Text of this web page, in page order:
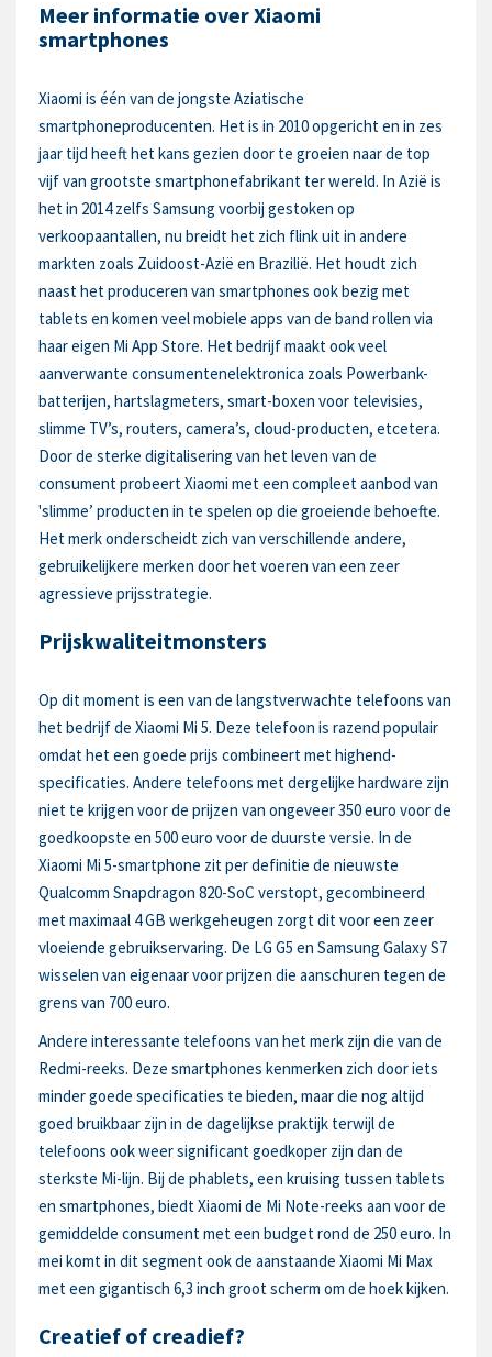
Meer informatie over Xiaomi
smartphones
Xiaomi is één van de jongste Aziatische
smartphoneproducenten. Het is in 2010 opgericht en in zes
jaar tijd heeft het kans gezien door te groeien naar de top
vijf van grootste smartphonefabrikant ter wereld. In Azië is
het in 2014 zelfs Samsung voorbij gestoken op
verkoopaantallen, nu breidt het zich flink uit in andere
markten zoals Zuidoost-Azië en Brazilië. Het houdt zich
naast het produceren van smartphones ook bezig met
tablets en komen veel mobiele apps van de band rollen via
haar eigen Mi App Store. Het bedrijf maakt ook veel
aanverwante consumentenelektronica zoals Powerbank-
batterijen, hartslagmeters, smart-boxen voor televisies,
slimme TV’s, routers, camera’s, cloud-producten, etcetera.
Door de sterke digitalisering van het leven van de
consument probeert Xiaomi met een compleet aanbod van
'slimme’ producten in te spelen op die groeiende behoefte.
Het merk onderscheidt zich van verschillende andere,
gebruikelijkere merken door het voeren van een zeer
agressieve prijsstrategie.
Prijskwaliteitmonsters
Op dit moment is een van de langstverwachte telefoons van
het bedrijf de Xiaomi Mi 5. Deze telefoon is razend populair
omdat het een goede prijs combineert met highend-
specificaties. Andere telefoons met dergelijke hardware zijn
niet te krijgen voor de prijzen van ongeveer 350 euro voor de
goedkoopste en 500 euro voor de duurste versie. In de
Xiaomi Mi 5-smartphone zit per definitie de nieuwste
Qualcomm Snapdragon 820-SoC verstopt, gecombineerd
met maximaal 4 GB werkgeheugen zorgt dit voor een zeer
vloeiende gebruikservaring. De LG G5 en Samsung Galaxy S7
wisselen van eigenaar voor prijzen die aanschuren tegen de
grens van 700 euro.
Andere interessante telefoons van het merk zijn die van de
Redmi-reeks. Deze smartphones kenmerken zich door iets
minder goede specificaties te bieden, maar die nog altijd
goed bruikbaar zijn in de dagelijkse praktijk terwijl de
telefoons ook weer significant goedkoper zijn dan de
sterkste Mi-lijn. Bij de phablets, een kruising tussen tablets
en smartphones, biedt Xiaomi de Mi Note-reeks aan voor de
gemiddelde consument met een budget rond de 250 euro. In
mei komt in dit segment ook de aanstaande Xiaomi Mi Max
met een gigantisch 6,3 inch groot scherm om de hoek kijken.
Creatief of creadief?